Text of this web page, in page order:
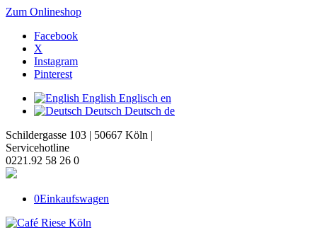
Zum Onlineshop
Facebook
X
Instagram
Pinterest
English Englisch en
Deutsch Deutsch de
Schildergasse 103 | 50667 Köln |
Servicehotline
0221.92 58 26 0
0Einkaufswagen